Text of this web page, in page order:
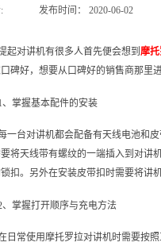
发布时间： 2020-06-02
起对讲机有很多人首先便会想到 摩
碑好，想要从口碑好的销售商那里
、掌握基本配件的安装
一台对讲机都会配备有天线电池和
将天线带有螺纹的一端插入到对讲
扣。另外在安装皮带扣时需要将讲
、掌握打开顺序与充电方法
日常使用摩托罗拉对讲机时需要按